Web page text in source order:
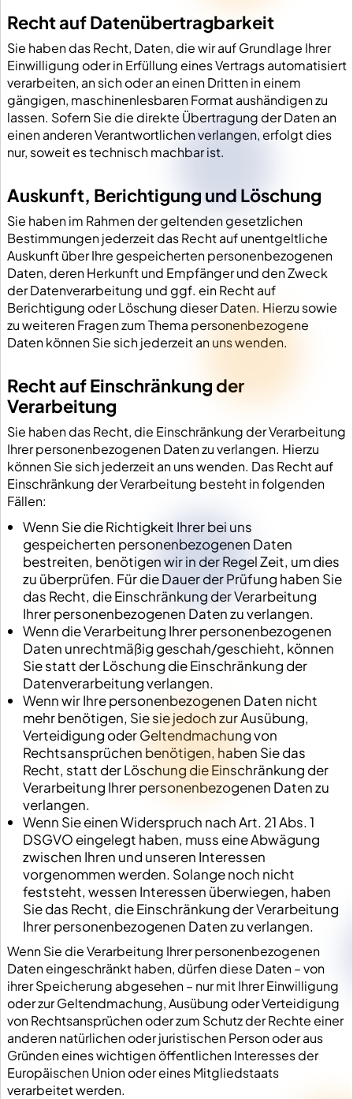
Recht auf Daten­übertrag­barkeit
Sie haben das Recht, Daten, die wir auf Grundlage Ihrer
Einwilligung oder in Erfüllung eines Vertrags automatisiert
verarbeiten, an sich oder an einen Dritten in einem
gängigen, maschinenlesbaren Format aushändigen zu
lassen. Sofern Sie die direkte Übertragung der Daten an
einen anderen Verantwortlichen verlangen, erfolgt dies
nur, soweit es technisch machbar ist.
Auskunft, Berichtigung und Löschung
Sie haben im Rahmen der geltenden gesetzlichen
Bestimmungen jederzeit das Recht auf unentgeltliche
Auskunft über Ihre gespeicherten personenbezogenen
Daten, deren Herkunft und Empfänger und den Zweck
der Datenverarbeitung und ggf. ein Recht auf
Berichtigung oder Löschung dieser Daten. Hierzu sowie
zu weiteren Fragen zum Thema personenbezogene
Daten können Sie sich jederzeit an uns wenden.
Recht auf Einschränkung der
Verarbeitung
Sie haben das Recht, die Einschränkung der Verarbeitung
Ihrer personenbezogenen Daten zu verlangen. Hierzu
können Sie sich jederzeit an uns wenden. Das Recht auf
Einschränkung der Verarbeitung besteht in folgenden
Fällen:
Wenn Sie die Richtigkeit Ihrer bei uns
gespeicherten personenbezogenen Daten
bestreiten, benötigen wir in der Regel Zeit, um dies
zu überprüfen. Für die Dauer der Prüfung haben Sie
das Recht, die Einschränkung der Verarbeitung
Ihrer personenbezogenen Daten zu verlangen.
Wenn die Verarbeitung Ihrer personenbezogenen
Daten unrechtmäßig geschah/geschieht, können
Sie statt der Löschung die Einschränkung der
Datenverarbeitung verlangen.
Wenn wir Ihre personenbezogenen Daten nicht
mehr benötigen, Sie sie jedoch zur Ausübung,
Verteidigung oder Geltendmachung von
Rechtsansprüchen benötigen, haben Sie das
Recht, statt der Löschung die Einschränkung der
Verarbeitung Ihrer personenbezogenen Daten zu
verlangen.
Wenn Sie einen Widerspruch nach Art. 21 Abs. 1
DSGVO eingelegt haben, muss eine Abwägung
zwischen Ihren und unseren Interessen
vorgenommen werden. Solange noch nicht
feststeht, wessen Interessen überwiegen, haben
Sie das Recht, die Einschränkung der Verarbeitung
Ihrer personenbezogenen Daten zu verlangen.
Wenn Sie die Verarbeitung Ihrer personenbezogenen
Daten eingeschränkt haben, dürfen diese Daten – von
ihrer Speicherung abgesehen – nur mit Ihrer Einwilligung
oder zur Geltendmachung, Ausübung oder Verteidigung
von Rechtsansprüchen oder zum Schutz der Rechte einer
anderen natürlichen oder juristischen Person oder aus
Gründen eines wichtigen öffentlichen Interesses der
Europäischen Union oder eines Mitgliedstaats
verarbeitet werden.